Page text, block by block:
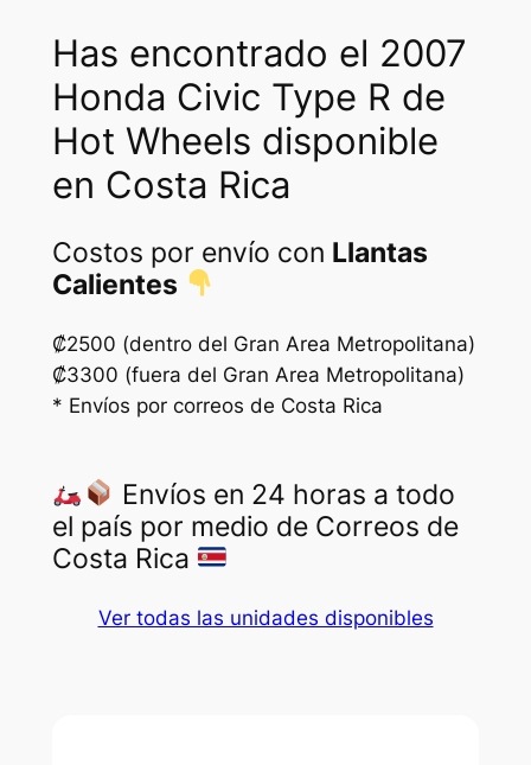
Has encontrado el 2007
Honda Civic Type R de
Hot Wheels disponible
en Costa Rica
Costos por envío con Llantas
Calientes
₡2500 (dentro del Gran Area Metropolitana)
₡3300 (fuera del Gran Area Metropolitana)
* Envíos por correos de Costa Rica
Envíos en 24 horas a todo
el país por medio de Correos de
Costa Rica
Ver todas las unidades disponibles